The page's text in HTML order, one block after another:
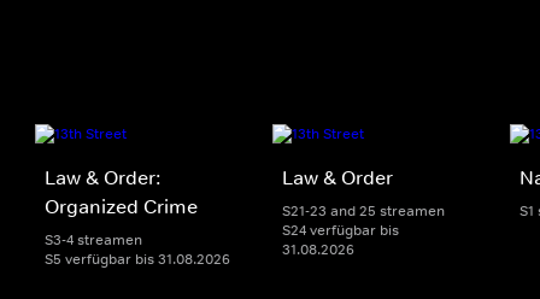
Law & Order:
Organized Crime
S3-4 streamen
S5 verfügbar bis 31.08.2026
Law & Order
S21-23 and 25 streamen
S24 verfügbar bis
31.08.2026